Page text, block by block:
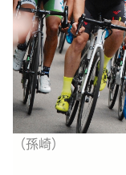
（孫崎）